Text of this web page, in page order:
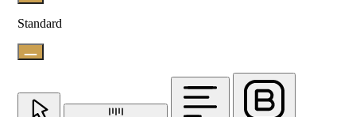
Standard